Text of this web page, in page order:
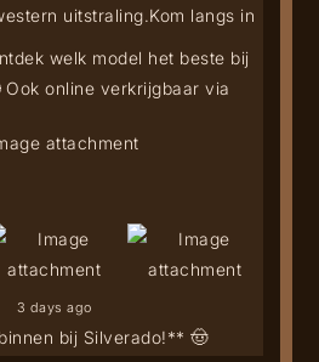
bij Silverado!** 🤠
uitstraling.Kom langs in
welk model het beste bij
Ook online verkrijgbaar via
3 days ago